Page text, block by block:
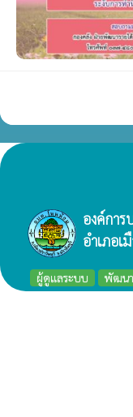
องค์กา
อำเภอเ
ผู้ดูแลระบบ พัฒน